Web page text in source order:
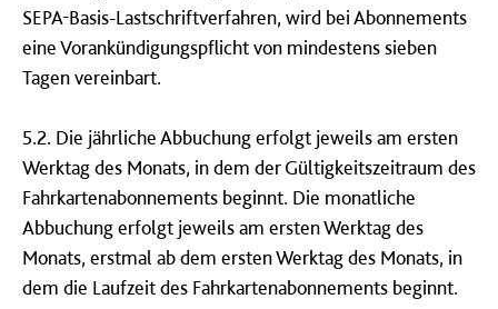
SEPA-Basis-Lastschriftverfahren, wird bei Abonnements
eine Vorankündigungspflicht von mindestens sieben
Tagen vereinbart.
5.2. Die jährliche Abbuchung erfolgt jeweils am ersten
Werktag des Monats, in dem der Gültigkeitszeitraum des
Fahrkartenabonnements beginnt. Die monatliche
Abbuchung erfolgt jeweils am ersten Werktag des
Monats, erstmal ab dem ersten Werktag des Monats, in
dem die Laufzeit des Fahrkartenabonnements beginnt.